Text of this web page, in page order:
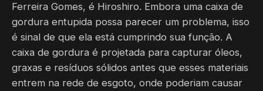
Ferreira Gomes, é Hiroshiro. Embora uma caixa de
gordura entupida possa parecer um problema, isso
é sinal de que ela está cumprindo sua função. A
caixa de gordura é projetada para capturar óleos,
graxas e resíduos sólidos antes que esses materiais
entrem na rede de esgoto, onde poderiam causar